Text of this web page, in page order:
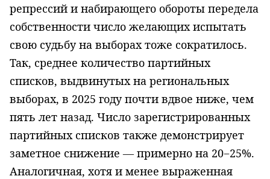
репрессий и набирающего обороты передела
собственности число желающих испытать
свою судьбу на выборах тоже сократилось.
Так, среднее количество партийных
списков, выдвинутых на региональных
выборах, в 2025 году почти вдвое ниже, чем
пять лет назад. Число зарегистрированных
партийных списков также демонстрирует
заметное снижение — примерно на 20−25%.
Аналогичная, хотя и менее выраженная